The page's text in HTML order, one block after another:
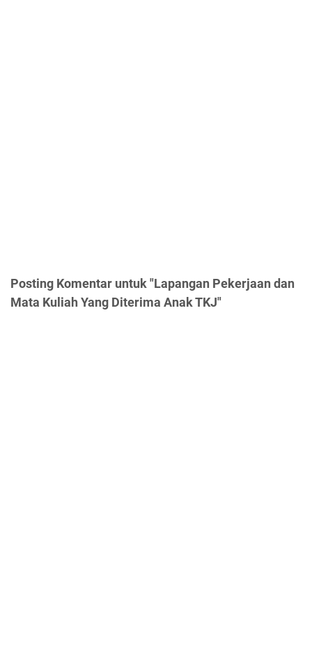
Posting Komentar untuk "Lapangan Pekerjaan dan
Mata Kuliah Yang Diterima Anak TKJ"